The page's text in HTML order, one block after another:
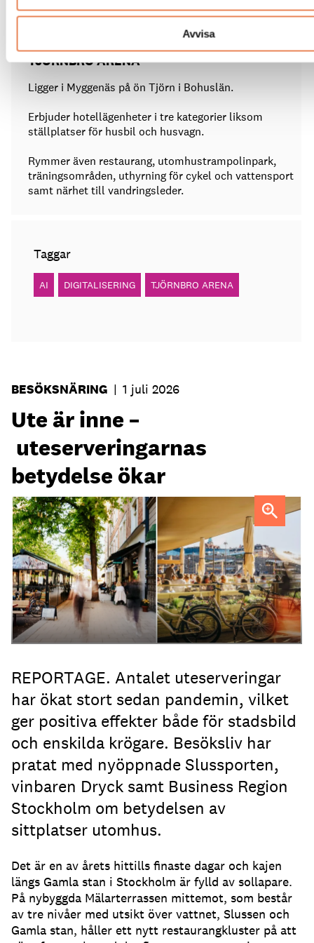
Avvisa
TJÖRNBRO ARENA
Ligger i Myggenäs på ön Tjörn i Bohuslän.
Erbjuder hotellägenheter i tre kategorier liksom
ställplatser för husbil och husvagn.
Rymmer även restaurang, utomhustrampolinpark,
träningsområden, uthyrning för cykel och vattensport
samt närhet till vandringsleder.
Taggar
AI DIGITALISERING TJÖRNBRO ARENA
BESÖKSNÄRING | 1 juli 2026
Ute är inne –
uteserveringarnas
betydelse ökar
Uteservering på Dryck vinbar samt Slussporten.FOTO:
Samuel Unéus
REPORTAGE. Antalet uteserveringar
har ökat stort sedan pandemin, vilket
ger positiva effekter både för stadsbild
och enskilda krögare. Besöksliv har
pratat med nyöppnade Slussporten,
vinbaren Dryck samt Business Region
Stockholm om betydelsen av
sittplatser utomhus.
Det är en av årets hittills finaste dagar och kajen
längs Gamla stan i Stockholm är fylld av sollapare.
På nybyggda Mälarterrassen mittemot, som består
av tre nivåer med utsikt över vattnet, Slussen och
Gamla stan, håller ett nytt restaurangkluster på att